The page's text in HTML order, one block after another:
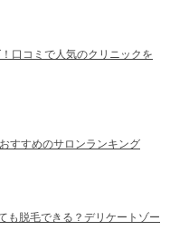
口コミで人気のクリニックを
すすめのサロンランキング
も脱毛できる？デリケートゾー